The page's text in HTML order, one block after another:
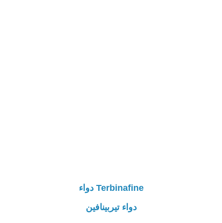
Terbinafine دواء
دواء تيربينافين